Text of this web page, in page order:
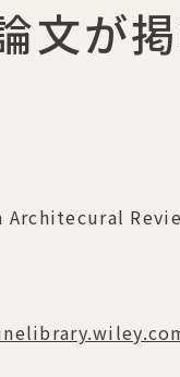
文が
Architecural